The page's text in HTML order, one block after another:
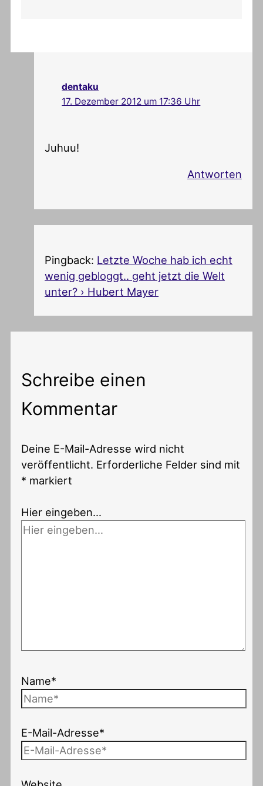
dentaku
17. Dezember 2012 um 17:36 Uhr
Juhuu!
Antworten
Pingback: Letzte Woche hab ich echt
wenig gebloggt.. geht jetzt die Welt
unter? › Hubert Mayer
Schreibe einen
Kommentar
Deine E-Mail-Adresse wird nicht
veröffentlicht. Erforderliche Felder sind mit
* markiert
Hier eingeben…
Name*
E-Mail-Adresse*